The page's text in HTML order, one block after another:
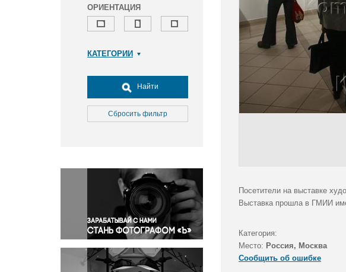
ОРИЕНТАЦИЯ
КАТЕГОРИИ
Досуг, туризм и отдых
Культура
Медицина
Окружающая среда
Политика
Правосудие
Происшествия и конфликты
Религия
Светская жизнь
Спорт
Найти
Сбросить фильтр
Посетители на выставке
Выставка прошла в ГМИИ
Категория:
Место: Россия, Москва
Сообщить об ошибке